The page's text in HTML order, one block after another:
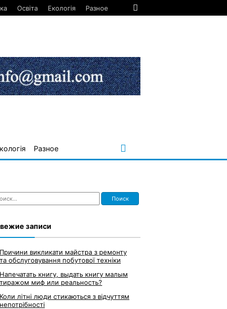
Освіта Екологія Разное
Разное
записи
Причини викликати майстра з ремонту
та обслуговування побутової техніки
Напечатать книгу, выдать книгу малым
тиражом миф или реальность?
Коли літні люди стикаються з відчуттям
непотрібності